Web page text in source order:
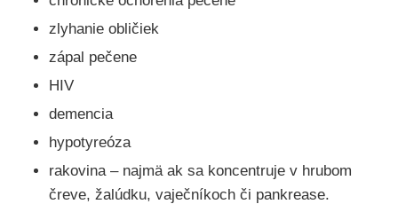
zlyhanie obličiek
zápal pečene
HIV
demencia
hypotyreóza
rakovina – najmä ak sa koncentruje v hrubom
čreve, žalúdku, vaječníkoch či pankrease.